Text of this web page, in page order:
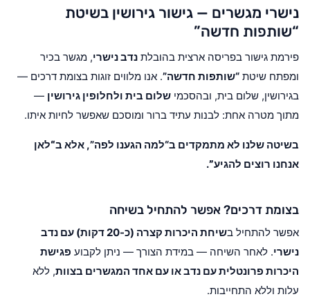
נישרי מגשרים — גישור גירושין בשיטת
“שותפות חדשה”
פירמת גישור בפריסה ארצית בהובלת נדב נישרי, מגשר בכיר
ומפתח שיטת “שותפות חדשה”. אנו מלווים זוגות בצומת דרכים —
בגירושין, שלום בית, ובהסכמי שלום בית ולחלופין גירושין —
מתוך מטרה אחת: לבנות עתיד ברור ומוסכם שאפשר לחיות איתו.
בשיטה שלנו לא מתמקדים ב“למה הגענו לפה”, אלא ב“לאן
אנחנו רוצים להגיע”.
בצומת דרכים? אפשר להתחיל בשיחה
אפשר להתחיל ב
שיחת היכרות קצרה (כ-20 דקות) עם נדב
נישרי. לאחר השיחה — במידת הצורך — ניתן לקבוע פגישת
היכרות פרונטלית עם נדב או עם אחד המגשרים בצוות, ללא
עלות וללא התחייבות.